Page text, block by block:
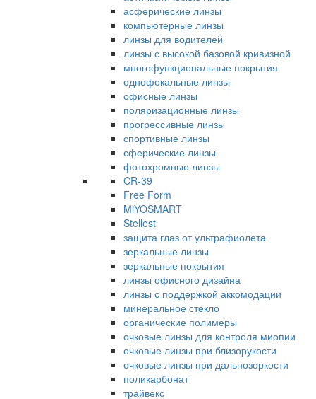
асферические линзы
компьютерные линзы
линзы для водителей
линзы с высокой базовой кривизной
многофункциональные покрытия
однофокальные линзы
офисные линзы
поляризационные линзы
прогрессивные линзы
спортивные линзы
сферические линзы
фотохромные линзы
CR-39
Free Form
MiYOSMART
Stellest
защита глаз от ультрафиолета
зеркальные линзы
зеркальные покрытия
линзы офисного дизайна
линзы с поддержкой аккомодации
минеральное стекло
органические полимеры
очковые линзы для контроля миопии
очковые линзы при близорукости
очковые линзы при дальнозоркости
поликарбонат
трайвекс